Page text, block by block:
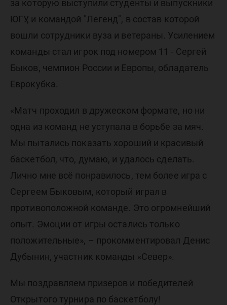
за которую выступили студенты и выпускники
ЮГУ, и командой "Легенд", в состав которой
вошли сотрудники вуза и ветераны. Усилением
команды стал игрок под номером 11 - Сергей
Быков, чемпион России и Европы, обладатель
Еврокубка.
«Матч проходил в дружеском формате, но ни
одна из команд не уступала в борьбе за мяч.
Мы пытались показать хороший и красивый
баскетбол, что, думаю, и удалось сделать.
Лично мне всё понравилось, тем более игра с
Сергеем Быковым, который играл в
противоположной команде. Это огромнейший
опыт. Эмоции от игры остались только
положительные», – прокомментировал Денис
Дубынин, участник команды «Север».
Мы поздравляем призеров и победителей
Открытого турнира по баскетболу!